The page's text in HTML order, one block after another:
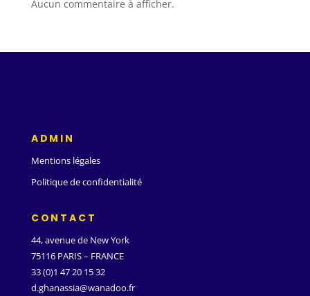
Aucun commentaire à afficher.
ADMIN
Mentions légales
Politique de confidentialité
CONTACT
44, avenue de New York
75116 PARIS – FRANCE
33 (0)1 47 20 15 32
d.ghanassia@wanadoo.fr